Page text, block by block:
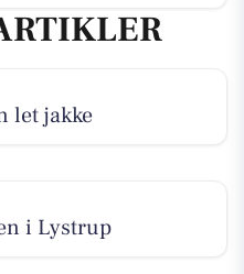
let jakke
i Lystrup